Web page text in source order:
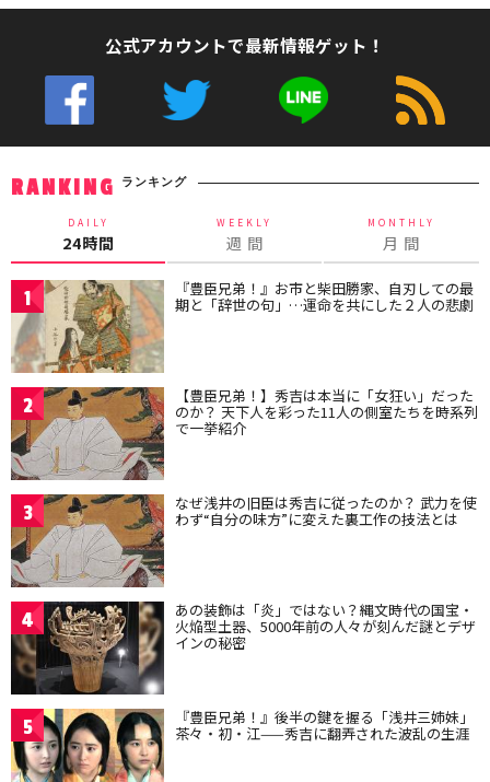
公式アカウントで最新情報ゲット！
RANKING ランキング
DAILY
24時間
WEEKLY
週 間
MONTHLY
月 間
1 『豊臣兄弟！』お市と柴田勝家、自刃しての最
期と「辞世の句」…運命を共にした２人の悲劇
2 【豊臣兄弟！】秀吉は本当に「女狂い」だった
のか？ 天下人を彩った11人の側室たちを時系列
で一挙紹介
3 なぜ浅井の旧臣は秀吉に従ったのか？ 武力を使
わず“自分の味方”に変えた裏工作の技法とは
4 あの装飾は「炎」ではない？縄文時代の国宝・
火焔型土器、5000年前の人々が刻んだ謎とデザ
インの秘密
5 『豊臣兄弟！』後半の鍵を握る「浅井三姉妹」
茶々・初・江——秀吉に翻弄された波乱の生涯